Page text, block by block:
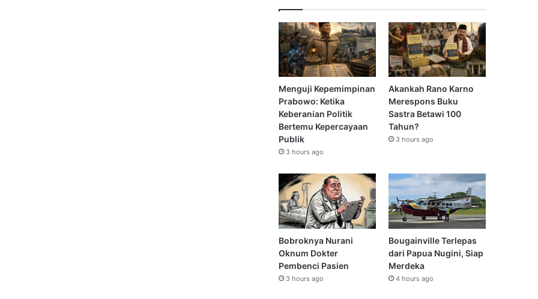
Menguji Kepemimpinan
Prabowo: Ketika
Keberanian Politik
Bertemu Kepercayaan
Publik
3 hours ago
Akankah Rano Karno
Merespons Buku
Sastra Betawi 100
Tahun?
3 hours ago
Bobroknya Nurani
Oknum Dokter
Pembenci Pasien
3 hours ago
Bougainville Terlepas
dari Papua Nugini, Siap
Merdeka
4 hours ago